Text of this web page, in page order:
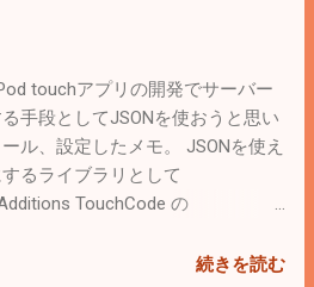
touchアプリの開発でサーバー
手段としてJSONを使おうと思い
ル、設定したメモ。 JSONを使え
るライブラリとして
TouchCode の
（ New BSDライセンス ） があ
続きを読む